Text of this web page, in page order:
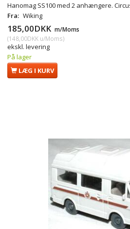
Hanomag SS100 med 2 anhængere.
Fra: Wiking
185,00DKK m/Moms
(148,00DKK u/Moms)
ekskl. levering
På lager
LÆG I KURV